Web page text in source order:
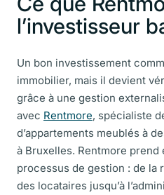
l’investisseur
Un bon investissement
immobilier, mais il devient
grâce à une gestion
avec Rentmore, spécialiste
d’appartements meublés à
à Bruxelles. Rentmore prend
processus de gestion : de la
des locataires jusqu’à